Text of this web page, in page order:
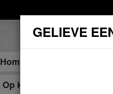
GELIEVE
Home
Op kot